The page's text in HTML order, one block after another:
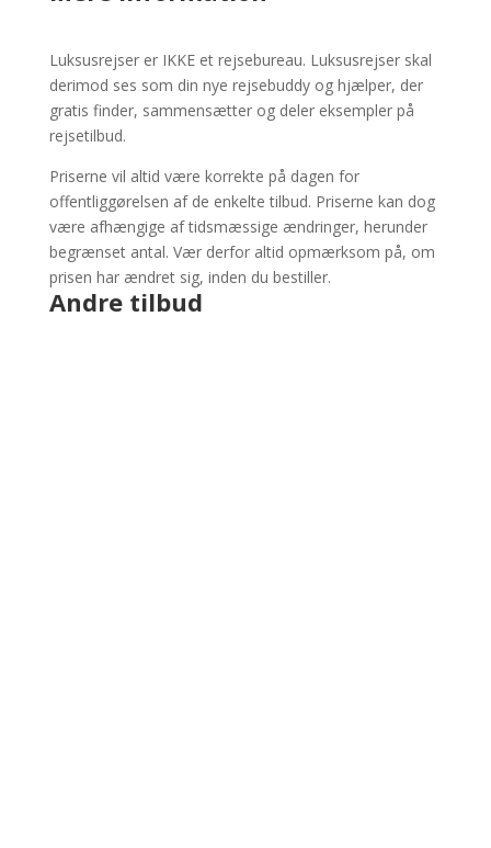
Luksusrejser er IKKE et rejsebureau. Luksusrejser skal
derimod ses som din nye rejsebuddy og hjælper, der
gratis finder, sammensætter og deler eksempler på
rejsetilbud.
Priserne vil altid være korrekte på dagen for
offentliggørelsen af de enkelte tilbud. Priserne kan dog
være afhængige af tidsmæssige ændringer, herunder
begrænset antal. Værderfor altid opmærksom på, om
prisen har ændret sig, inden du bestiller.
Andre tilbud